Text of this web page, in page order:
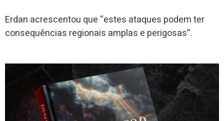
Erdan acrescentou que “estes ataques podem ter
consequências regionais amplas e perigosas”.